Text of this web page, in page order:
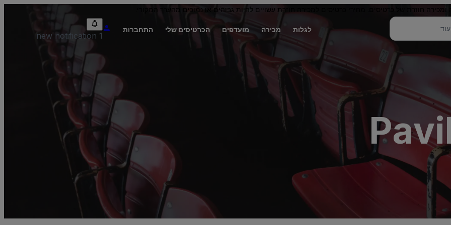
ומכירה חוזרת של כרטיסים. מחירי כרטיסים למכירה חוזרת עשויים להיות גבוהים או נמוכים מהערך המקורי.
לגלות מכירה מועדפים הכרטיסים שלי התחברות
1 new notification